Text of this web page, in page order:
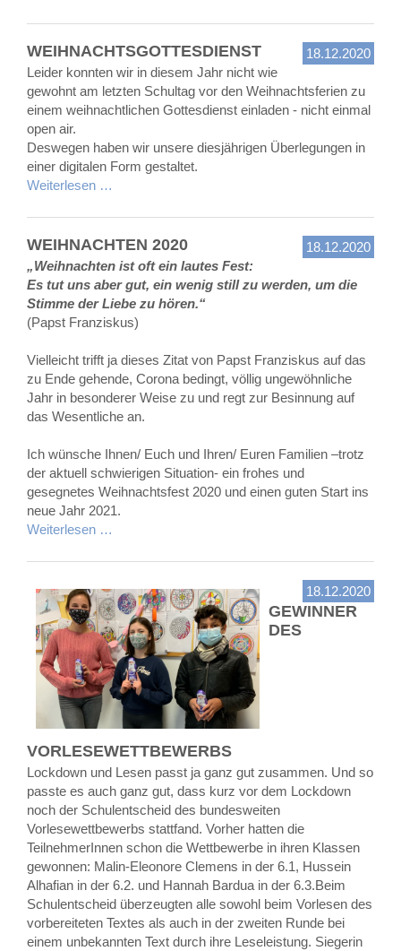
18.12.2020
WEIHNACHTSGOTTESDIENST
Leider konnten wir in diesem Jahr nicht wie
gewohnt am letzten Schultag vor den Weihnachtsferien zu
einem weihnachtlichen Gottesdienst einladen - nicht einmal
open air.
Deswegen haben wir unsere diesjährigen Überlegungen in
einer digitalen Form gestaltet.
Weiterlesen …
18.12.2020
WEIHNACHTEN 2020
„Weihnachten ist oft ein lautes Fest:
Es tut uns aber gut, ein wenig still zu werden, um die
Stimme der Liebe zu hören.“
(Papst Franziskus)
Vielleicht trifft ja dieses Zitat von Papst Franziskus auf das
zu Ende gehende, Corona bedingt, völlig ungewöhnliche
Jahr in besonderer Weise zu und regt zur Besinnung auf
das Wesentliche an.
Ich wünsche Ihnen/ Euch und Ihren/ Euren Familien –trotz
der aktuell schwierigen Situation- ein frohes und
gesegnetes Weihnachtsfest 2020 und einen guten Start ins
neue Jahr 2021.
Weiterlesen …
18.12.2020
GEWINNER
DES
VORLESEWETTBEWERBS
Lockdown und Lesen passt ja ganz gut zusammen. Und so
passte es auch ganz gut, dass kurz vor dem Lockdown
noch der Schulentscheid des bundesweiten
Vorlesewettbewerbs stattfand. Vorher hatten die
TeilnehmerInnen schon die Wettbewerbe in ihren Klassen
gewonnen: Malin-Eleonore Clemens in der 6.1, Hussein
Alhafian in der 6.2. und Hannah Bardua in der 6.3.Beim
Schulentscheid überzeugten alle sowohl beim Vorlesen des
vorbereiteten Textes als auch in der zweiten Runde bei
einem unbekannten Text durch ihre Leseleistung. Siegerin